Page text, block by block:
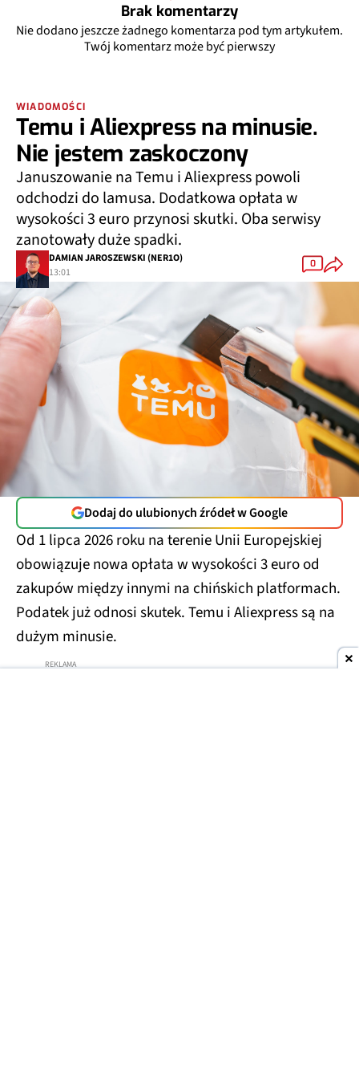
Brak komentarzy
Nie dodano jeszcze żadnego komentarza pod tym artykułem.
Twój komentarz może być pierwszy
WIADOMOŚCI
Temu i Aliexpress na minusie.
Nie jestem zaskoczony
Januszowanie na Temu i Aliexpress powoli
odchodzi do lamusa. Dodatkowa opłata w
wysokości 3 euro przynosi skutki. Oba serwisy
zanotowały duże spadki.
DAMIAN JAROSZEWSKI (NER1O)
13:01
0
Dodaj do ulubionych źródeł w Google
Od 1 lipca 2026 roku na terenie Unii Europejskiej
obowiązuje nowa opłata w wysokości 3 euro od
zakupów między innymi na chińskich platformach.
Podatek już odnosi skutek. Temu i Aliexpress są na
dużym minusie.